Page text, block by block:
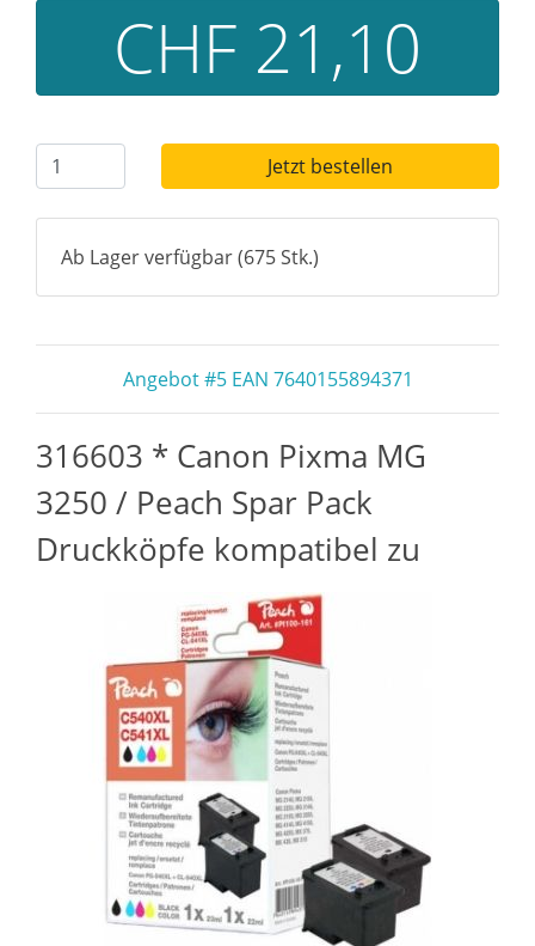
CHF 21,10
Jetzt bestellen
Ab Lager verfügbar (675 Stk.)
Angebot #5 EAN 7640155894371
316603 * Canon Pixma MG
3250 / Peach Spar Pack
Druckköpfe kompatibel zu